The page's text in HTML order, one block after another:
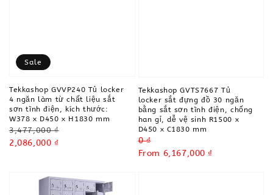
Sale
Tekkashop GVVP240 Tủ locker
4 ngăn làm từ chất liệu sắt
sơn tĩnh điện, kích thước:
W378 x D450 x H1830 mm
Regular
price
3,477,000 ₫
Sale
2,086,000 ₫
Tekkashop GVTS7667 Tủ
locker sắt đựng đồ 30 ngăn
bằng sắt sơn tĩnh điện, chống
han gỉ, dễ vệ sinh R1500 x
D450 x C1830 mm
Regular
price
0 ₫
Sale
From 6,167,000 ₫